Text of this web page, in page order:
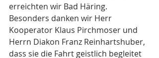
erreichten wir Bad Häring.
Besonders danken wir Herr
Kooperator Klaus Pirchmoser und
Herrn Diakon Franz Reinhartshuber,
dass sie die Fahrt geistlich begleitet